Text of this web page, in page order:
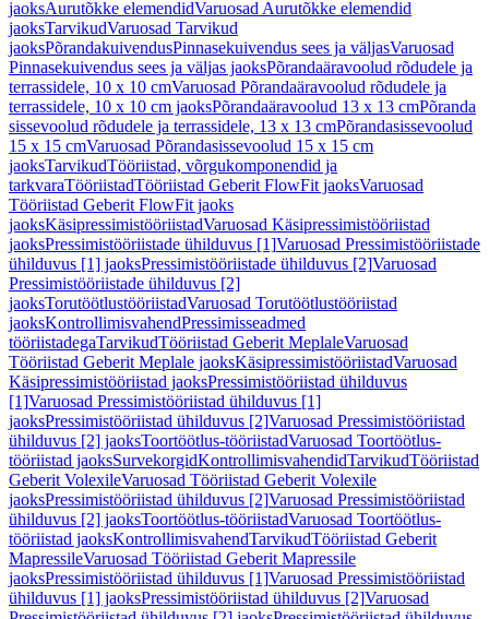
jaoksAurutõkke elemendidVaruosad Aurutõkke elemendid
jaoksTarvikudVaruosad Tarvikud
jaoksPõrandakuivendusPinnasekuivendus sees ja väljasVaruosad
Pinnasekuivendus sees ja väljas jaoksPõrandaäravoolud rõdudele ja
terrassidele, 10 x 10 cmVaruosad Põrandaäravoolud rõdudele ja
terrassidele, 10 x 10 cm jaoksPõrandaäravoolud 13 x 13 cmPõranda
sissevoolud rõdudele ja terrassidele, 13 x 13 cmPõrandasissevoolud
15 x 15 cmVaruosad Põrandasissevoolud 15 x 15 cm
jaoksTarvikudTööriistad, võrgukomponendid ja
tarkvaraTööriistadTööriistad Geberit FlowFit jaoksVaruosad
Tööriistad Geberit FlowFit jaoks
jaoksKäsipressimistööriistadVaruosad Käsipressimistööriistad
jaoksPressimistööriistade ühilduvus [1]Varuosad Pressimistööriistade
ühilduvus [1] jaoksPressimistööriistade ühilduvus [2]Varuosad
Pressimistööriistade ühilduvus [2]
jaoksTorutöötlustööriistadVaruosad Torutöötlustööriistad
jaoksKontrollimisvahendPressimisseadmed
tööriistadegaTarvikudTööriistad Geberit MeplaleVaruosad
Tööriistad Geberit Meplale jaoksKäsipressimistööriistadVaruosad
Käsipressimistööriistad jaoksPressimistööriistad ühilduvus
[1]Varuosad Pressimistööriistad ühilduvus [1]
jaoksPressimistööriistad ühilduvus [2]Varuosad Pressimistööriistad
ühilduvus [2] jaoksToortöötlus-tööriistadVaruosad Toortöötlus-
tööriistad jaoksSurvekorgidKontrollimisvahendidTarvikudTööriistad
Geberit VolexileVaruosad Tööriistad Geberit Volexile
jaoksPressimistööriistad ühilduvus [2]Varuosad Pressimistööriistad
ühilduvus [2] jaoksToortöötlus-tööriistadVaruosad Toortöötlus-
tööriistad jaoksKontrollimisvahendTarvikudTööriistad Geberit
MapressileVaruosad Tööriistad Geberit Mapressile
jaoksPressimistööriistad ühilduvus [1]Varuosad Pressimistööriistad
ühilduvus [1] jaoksPressimistööriistad ühilduvus [2]Varuosad